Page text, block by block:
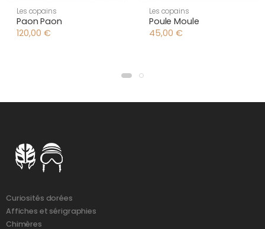
Les copains
Paon Paon
120,00 €
Les copains
Poule Moule
45,00 €
Curiosités dorées
Affiches et sérigraphies
Chimères